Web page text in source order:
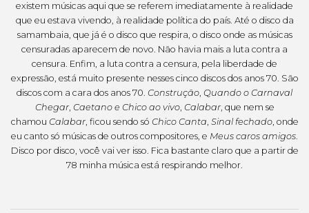
existem músicas aqui que se referem imediatamente à realidade
que eu estava vivendo, à realidade política do país. Até o disco da
samambaia, que já é o disco que respira, o disco onde as músicas
censuradas aparecem de novo. Não havia mais a luta contra a
censura. Enfim, a luta contra a censura, pela liberdade de
expressão, está muito presente nesses cinco discos dos anos 70. São
discos com a cara dos anos 70. Construção, Quando o Carnaval
Chegar, Caetano e Chico ao vivo, Calabar, que nem se
chamou Calabar, ficou sendo só Chico Canta, Sinal fechado, onde
eu canto só músicas de outros compositores, e Meus caros amigos.
Disco por disco, você vai ver isso. Fica bastante claro que a partir de
78 minha música está respirando melhor.